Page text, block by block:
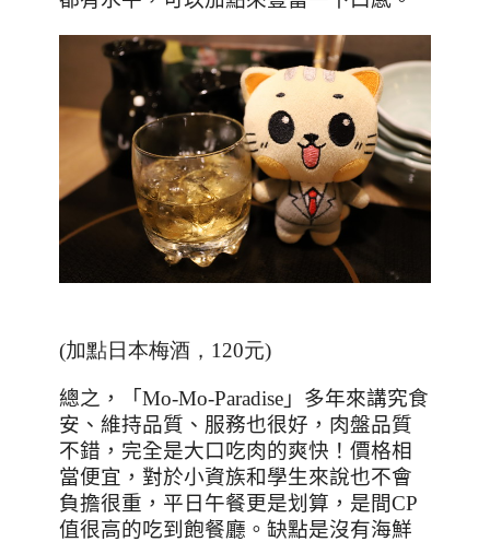
(加點日本梅酒，120元)
總之，「Mo-Mo-Paradise 」多年來講究食
安、維持品質、服務也很好，肉盤品質
不錯，完全是大口吃肉的爽快！價格相
當便宜，對於小資族和學生來說也不會
負擔很重，平日午餐更是划算，是間CP
值很高的吃到飽餐廳。缺點是沒有海鮮